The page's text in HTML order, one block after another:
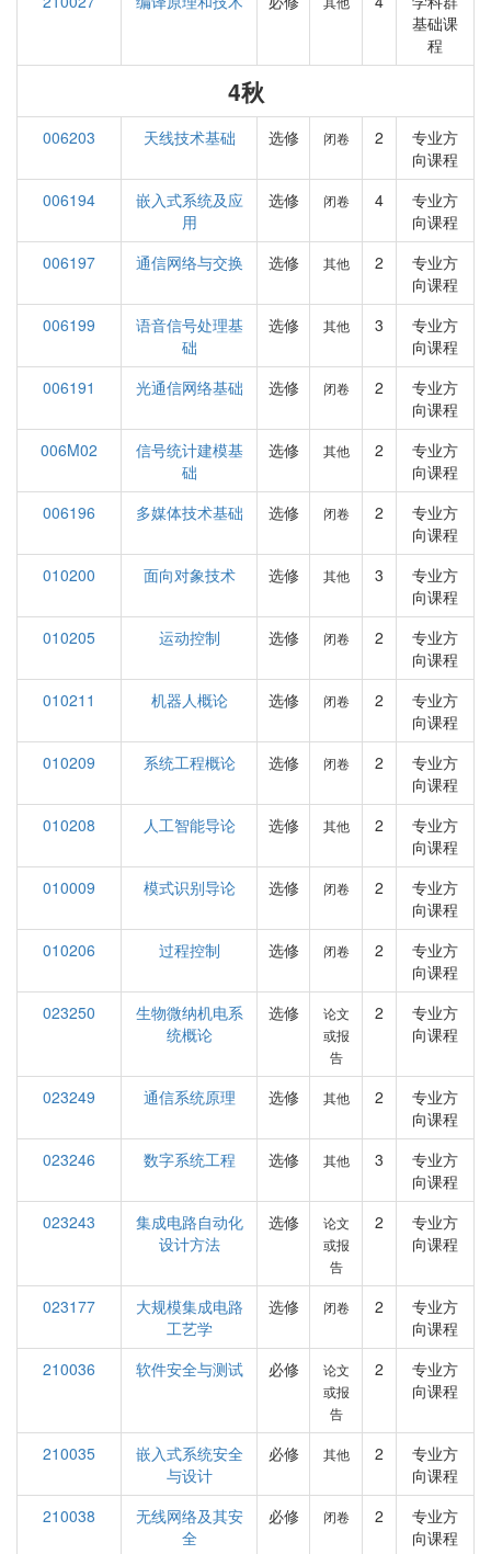
基础课
程
4秋
006203 天线技术基础 选修 闭卷 2
专业方
向课程
006194
嵌入式系统及应
用
选修 闭卷 4
专业方
向课程
006197
通信网络与交换 选修 其他 2
专业方
向课程
006199
语音信号处理基
础
选修 其他 3
专业方
向课程
006191
光通信网络基础 选修 闭卷 2
专业方
向课程
006M02
信号统计建模基
础
选修 其他 2
专业方
向课程
006196
多媒体技术基础 选修 闭卷 2
专业方
向课程
010200
面向对象技术 选修 其他 3
专业方
向课程
010205
运动控制 选修 闭卷 2
专业方
向课程
010211
机器人概论 选修 闭卷 2
专业方
向课程
010209
系统工程概论 选修 闭卷 2
专业方
向课程
010208
人工智能导论 选修 其他 2
专业方
向课程
010009
模式识别导论 选修 闭卷 2
专业方
向课程
010206
过程控制 选修 闭卷 2
专业方
向课程
023250
生物微纳机电系
统概论
选修
论文
或报
告
2
专业方
向课程
023249 通信系统原理 选修 其他 2
专业方
向课程
023246
数字系统工程 选修 其他 3
专业方
向课程
023243
集成电路自动化
设计方法
选修
论文
或报
告
2
专业方
向课程
023177
大规模集成电路
工艺学
选修 闭卷 2
专业方
向课程
210036
软件安全与测试 必修
论文
或报
告
2
专业方
向课程
210035
嵌入式系统安全
与设计
必修 其他 2
专业方
向课程
210038
无线网络及其安
全
必修 闭卷 2
专业方
向课程